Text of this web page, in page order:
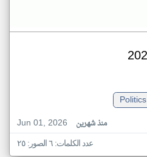
Politics
Jun 01, 2026
منذ شهرين
عدد الكلمات: ٦ الصور: ٢٥